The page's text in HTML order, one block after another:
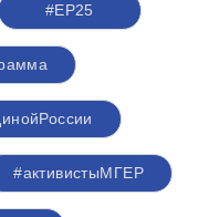
#ЕР25
#активистыМГЕР